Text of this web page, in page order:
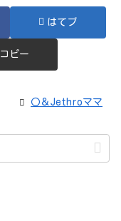
はてブ
コピー
〇＆Jethroママ